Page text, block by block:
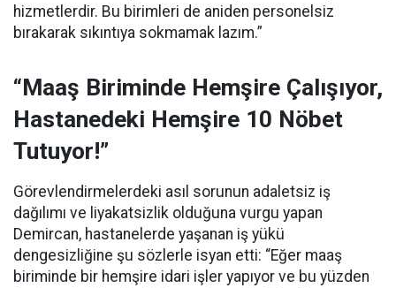
hizmetlerdir. Bu birimleri de aniden personelsiz
bırakarak sıkıntıya sokmamak lazım.”
“Maaş Biriminde Hemşire Çalışıyor,
Hastanedeki Hemşire 10 Nöbet
Tutuyor!”
Görevlendirmelerdeki asıl sorunun adaletsiz iş
dağılımı ve liyakatsizlik olduğuna vurgu yapan
Demircan, hastanelerde yaşanan iş yükü
dengesizliğine şu sözlerle isyan etti: “Eğer maaş
biriminde bir hemşire idari işler yapıyor ve bu yüzden